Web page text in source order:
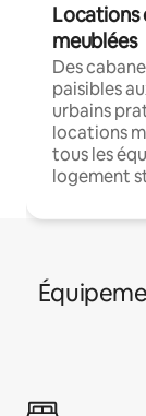
Locations
meublées
Des
paisibles
urbains
locations
tous les
logement